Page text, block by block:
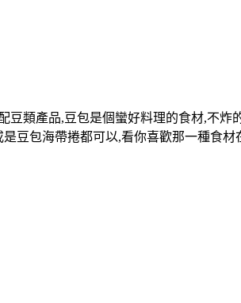
類產品,豆包是個蠻好料理的食材,不
豆包海帶捲都可以,看你喜歡那一種食